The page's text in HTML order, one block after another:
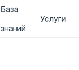
База
знаний
Услуги